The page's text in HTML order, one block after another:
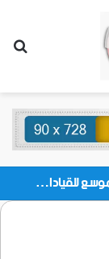
برعاية الرئيس الزُبيدي.. بدء انعقاد الاجتماع الموسع للقيادات المحلية بالعاصمة ولمديريات وكتل مجلس العموم ومنسقيات الجامعة بالعاصمة عدن